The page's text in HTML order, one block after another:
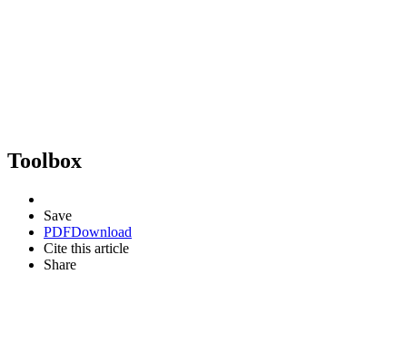
Toolbox
Save
PDFDownload
Cite this article
Share